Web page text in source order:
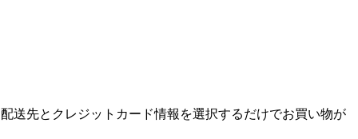
送先とクレジットカード情報を選択するだけでお買い物が